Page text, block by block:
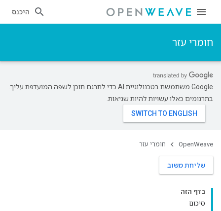
היכנס
חומרי עזר
‫Google משתמשת בטכנולוגיית AI כדי לתרגם תוכן לשפה המועדפת עליך.
בתרגומים כאלו עשויות להיות שגיאות.
OpenWeave חומרי עזר
שליחת משוב
בדף הזה
סיכום